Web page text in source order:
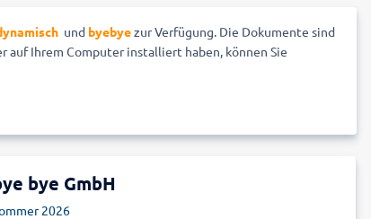
und byebyezur Verfügung. Die Dokumente sind
auf Ihrem Computer installiert haben, können Sie
bye GmbH
2026